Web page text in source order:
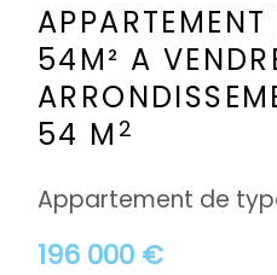
54M² A
54 M 2
196 000 €
Appartement de